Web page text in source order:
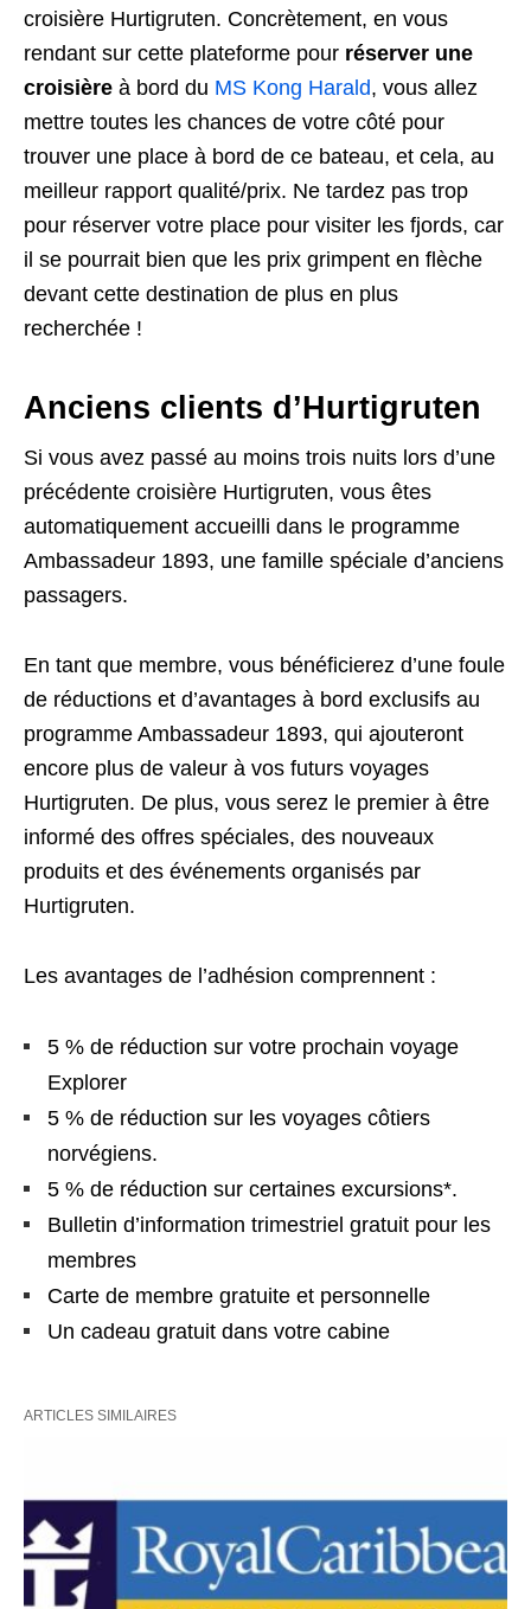
croisière Hurtigruten. Concrètement, en vous
rendant sur cette plateforme pour réserver une
croisière à bord du MS Kong Harald, vous allez
mettre toutes les chances de votre côté pour
trouver une place à bord de ce bateau, et cela, au
meilleur rapport qualité/prix. Ne tardez pas trop
pour réserver votre place pour visiter les fjords, car
il se pourrait bien que les prix grimpent en flèche
devant cette destination de plus en plus
recherchée !
Anciens clients d’Hurtigruten
Si vous avez passé au moins trois nuits lors d’une
précédente croisière Hurtigruten, vous êtes
automatiquement accueilli dans le programme
Ambassadeur 1893, une famille spéciale d’anciens
passagers.
En tant que membre, vous bénéficierez d’une foule
de réductions et d’avantages à bord exclusifs au
programme Ambassadeur 1893, qui ajouteront
encore plus de valeur à vos futurs voyages
Hurtigruten. De plus, vous serez le premier à être
informé des offres spéciales, des nouveaux
produits et des événements organisés par
Hurtigruten.
Les avantages de l’adhésion comprennent :
5 % de réduction sur votre prochain voyage
Explorer
5 % de réduction sur les voyages côtiers
norvégiens.
5 % de réduction sur certaines excursions*.
Bulletin d’information trimestriel gratuit pour les
membres
Carte de membre gratuite et personnelle
Un cadeau gratuit dans votre cabine
ARTICLES SIMILAIRES